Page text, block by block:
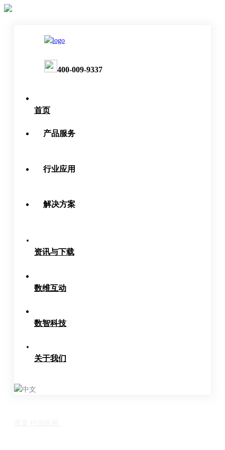
400-009-9337
首页
产品服务
行业应用
解决方案
资讯与下载
数维互动
数智科技
关于我们
中文